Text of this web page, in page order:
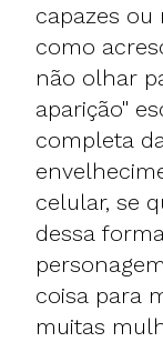
capazes
como
não olhar
aparição"
completa
celular, se
dessa
coisa para
muitas